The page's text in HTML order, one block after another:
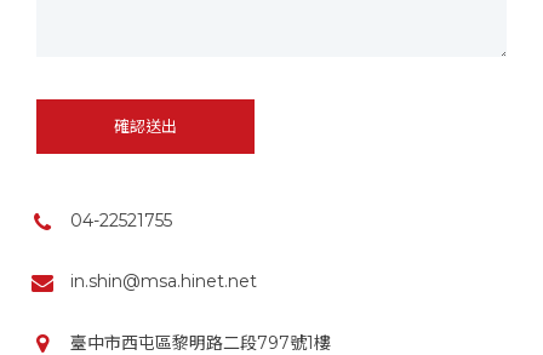
確認送出
04-22521755
in.shin@msa.hinet.net
臺中市西屯區黎明路二段797號1樓